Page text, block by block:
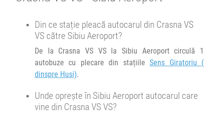
Brașov Sala sporturilor
Transbodare asigurată de operator.
Brașov Sala sporturilor
Minivan Trans Olteanu Tour :
Huși Vaslui Brașov
Afiseaza itinerariu
Transbodare asigurată de operator.
Din ce stație pleacă autocarul din Crasna VS
VS către Sibiu Aeroport?
De la Crasna VS VS la Sibiu Aeroport circulă 1
autobuze cu plecare din stațiileSens Giratoriu (
dinspre Husi).
Unde oprește în Sibiu Aeroport autocarul care
vine din Crasna VS VS?